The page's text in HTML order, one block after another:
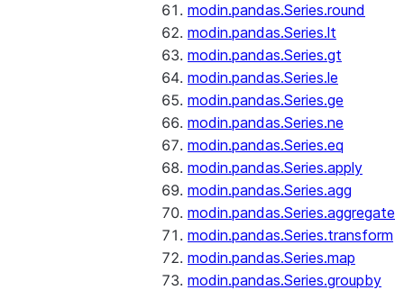
modin.pandas.Series.round
modin.pandas.Series.lt
modin.pandas.Series.gt
modin.pandas.Series.le
modin.pandas.Series.ge
modin.pandas.Series.ne
modin.pandas.Series.eq
modin.pandas.Series.apply
modin.pandas.Series.agg
modin.pandas.Series.aggregate
modin.pandas.Series.transform
modin.pandas.Series.map
modin.pandas.Series.groupby